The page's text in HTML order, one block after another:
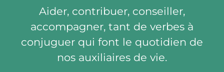
Aider, contribuer, conseiller,
accompagner, tant de verbes à
conjuguer qui font le quotidien de
nos auxiliaires de vie.